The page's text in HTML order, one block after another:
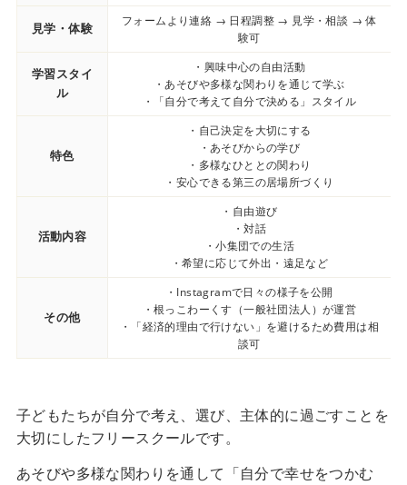
見学・体験
フォームより連絡 → 日程調整 → 見学・相談 → 体
験可
学習スタイ
ル
・興味中心の自由活動
・あそびや多様な関わりを通じて学ぶ
・「自分で考えて自分で決める」スタイル
特色
・自己決定を大切にする
・あそびからの学び
・多様なひととの関わり
・安心できる第三の居場所づくり
活動内容
・自由遊び
・対話
・小集団での生活
・希望に応じて外出・遠足など
その他
・Instagramで日々の様子を公開
・根っこわーくす（一般社団法人）が運営
・「経済的理由で行けない」を避けるため費用は相
談可
子どもたちが自分で考え、選び、主体的に過ごすことを
大切にしたフリースクールです。
あそびや多様な関わりを通して「自分で幸せをつかむ